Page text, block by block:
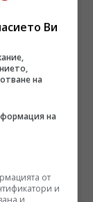
не
източна
методи
съюз
за такива
и
Ви
на
на
от
и
и